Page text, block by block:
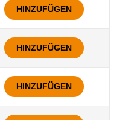
HINZUFÜGEN
HINZUFÜGEN
HINZUFÜGEN